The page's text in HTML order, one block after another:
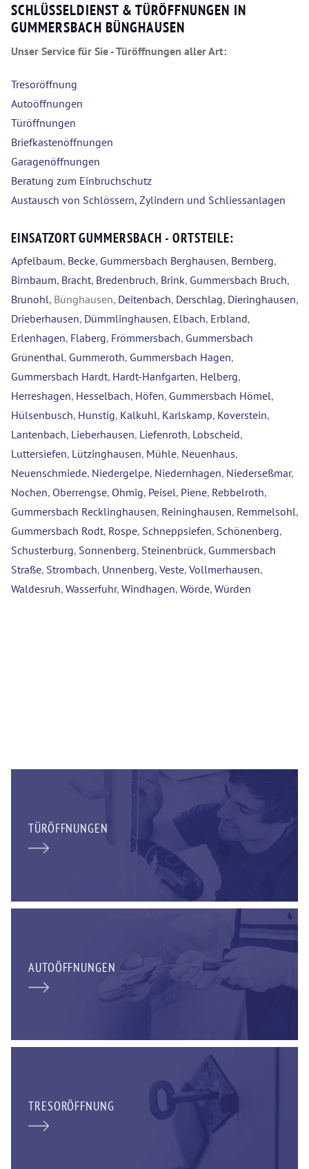
SCHLÜSSELDIENST & TÜRÖFFNUNGEN IN
GUMMERSBACH BÜNGHAUSEN
Unser Service für Sie - Türöffnungen aller Art:
Tresoröffnung
Autoöffnungen
Türöffnungen
Briefkastenöffnungen
Garagenöffnungen
Beratung zum Einbruchschutz
Austausch von Schlössern, Zylindern und Schliessanlagen
EINSATZORT GUMMERSBACH - ORTSTEILE:
Apfelbaum, Becke, Gummersbach Berghausen, Bernberg,
Birnbaum, Bracht, Bredenbruch, Brink, Gummersbach Bruch,
Brunohl, Bünghausen, Deitenbach, Derschlag, Dieringhausen,
Drieberhausen, Dümmlinghausen, Elbach, Erbland,
Erlenhagen, Flaberg, Frömmersbach, Gummersbach
Grünenthal, Gummeroth, Gummersbach Hagen,
Gummersbach Hardt, Hardt-Hanfgarten, Helberg,
Herreshagen, Hesselbach, Höfen, Gummersbach Hömel,
Hülsenbusch, Hunstig, Kalkuhl, Karlskamp, Koverstein,
Lantenbach, Lieberhausen, Liefenroth, Lobscheid,
Luttersiefen, Lützinghausen, Mühle, Neuenhaus,
Neuenschmiede, Niedergelpe, Niedernhagen, Niederseßmar,
Nochen, Oberrengse, Ohmig, Peisel, Piene, Rebbelroth,
Gummersbach Recklinghausen, Reininghausen, Remmelsohl,
Gummersbach Rodt, Rospe, Schneppsiefen, Schönenberg,
Schusterburg, Sonnenberg, Steinenbrück, Gummersbach
Straße, Strombach, Unnenberg, Veste, Vollmerhausen,
Waldesruh, Wasserfuhr, Windhagen, Wörde, Würden
TÜRÖFFNUNGEN
AUTOÖFFNUNGEN
TRESORÖFFNUNG